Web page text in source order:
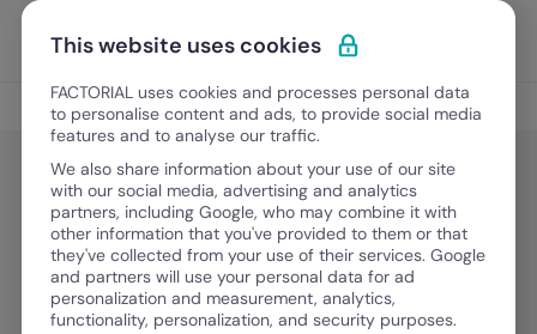
Ir para o conteúdo
Experimente Grátis
Crescimento da equipa
Crescimento da equipa
Coeficiente de inteligência
emocional: o novo KPI das
empresas
This website uses cookies
FACTORIAL uses cookies and processes personal data
to personalise content and ads, to provide social media
features and to analyse our traffic.
We also share information about your use of our site
with our social media, advertising and analytics
partners, including Google, who may combine it with
other information that you've provided to them or that
they've collected from your use of their services. Google
and partners will use your personal data for ad
personalization and measurement, analytics,
functionality, personalization, and security purposes.